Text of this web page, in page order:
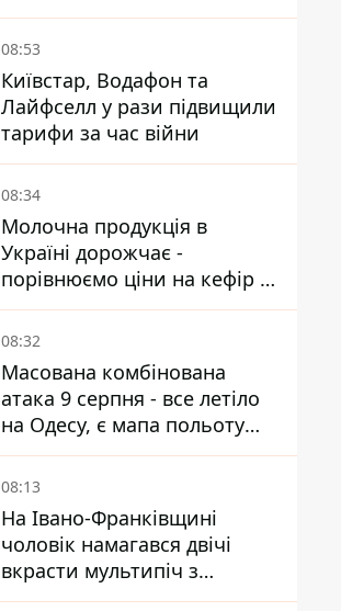
є загиблі та поранені
08:53
Київстар, Водафон та
Лайфселл у рази підвищили
тарифи за час війни
08:34
Молочна продукція в
Україні дорожчає -
порівнюємо ціни на кефір в
супермаркетах
08:32
Масована комбінована
атака 9 серпня - все летіло
на Одесу, є мапа польоту
ракет
08:13
На Івано-Франківщині
чоловік намагався двічі
вкрасти мультипіч з
Епіцентру - суд виніс вирок